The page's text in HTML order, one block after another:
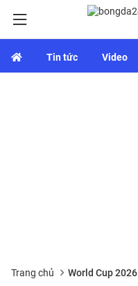
Tin tức Video
Trang chủ World Cup 2026